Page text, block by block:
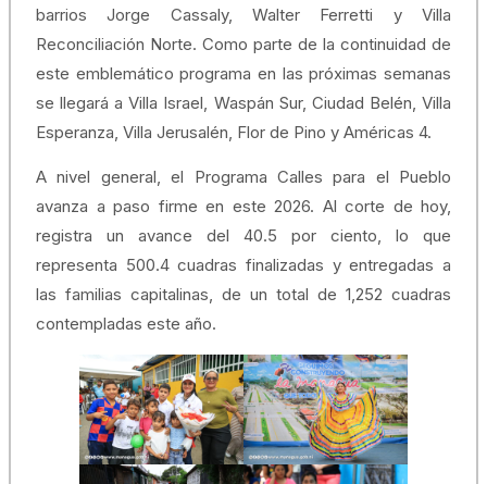
barrios Jorge Cassaly, Walter Ferretti y Villa
Reconciliación Norte. Como parte de la continuidad de
este emblemático programa en las próximas semanas
se llegará a Villa Israel, Waspán Sur, Ciudad Belén, Villa
Esperanza, Villa Jerusalén, Flor de Pino y Américas 4.
A nivel general, el Programa Calles para el Pueblo
avanza a paso firme en este 2026. Al corte de hoy,
registra un avance del 40.5 por ciento, lo que
representa 500.4 cuadras finalizadas y entregadas a
las familias capitalinas, de un total de 1,252 cuadras
contempladas este año.